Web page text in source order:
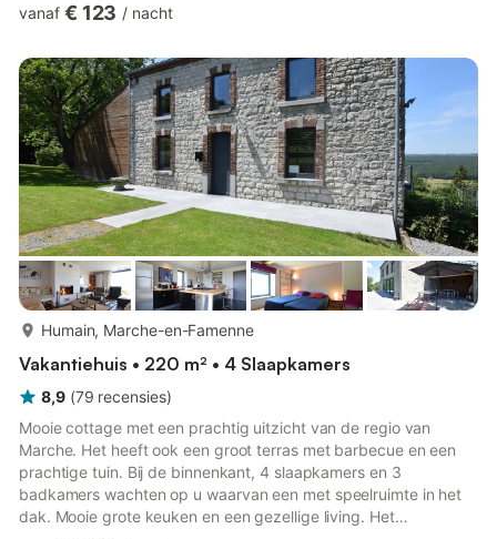
verwarming en een gezellige houtkachel, perfect voor een
voor gezinnen met jonge kinderen. Natuurliefhebbers zullen het
bos op slechts 100 meter afstand waarderen, ideaal voor ...
vanaf € 123 / nacht
Humain, Marche-en-Famenne
Vakantiehuis • 220 m² • 4 Slaapkamers
8,9 (79 recensies)
Mooie cottage met een prachtig uitzicht van de regio van
Marche. Het heeft ook een groot terras met barbecue en een
prachtige tuin. Bij de binnenkant, 4 slaapkamers en 3
badkamers wachten op u waarvan een met speelruimte in het
dak. Mooie grote keuken en een gezellige living. Het